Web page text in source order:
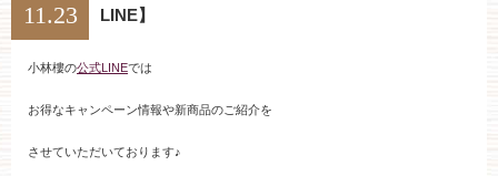
ご成約済み・
その他のお問い合わせ
0258-66-3155
11:00～19:00（火、水曜定休）
11.23
LINE】
小林樓の公式LINEでは
お得なキャンペーン情報や新商品のご紹介を
させていただいております♪